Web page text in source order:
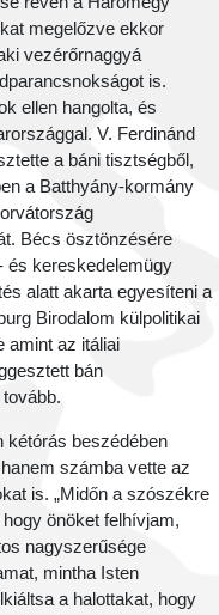
megelőzve ekkor
vezérőrnaggyá
is.
ellen hangolta, és
V. Ferdinánd
a báni tisztségből,
a Batthyány-kormány
Bécs ösztönzésére
és kereskedelemügy
alatt akarta egyesíteni a
Birodalom külpolitikai
amint az itáliai
bán
kétórás beszédében
számba vette az
is. „Midőn a szószékre
önöket felhívjam,
nagyszerűsége
mintha Isten
a halottakat, hogy